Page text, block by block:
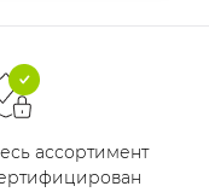
ассортимент